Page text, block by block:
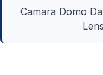
Camara Domo